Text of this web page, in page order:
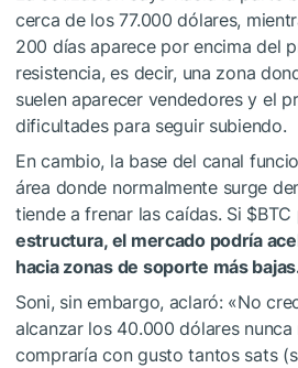
cerca de los 77.000 dólares,
200 días aparece por encima del
resistencia, es decir, una zona
suelen aparecer vendedores y el
dificultades para seguir subiendo.
En cambio, la base del canal
área donde normalmente surge
tiende a frenar las caídas. Si $BTC
estructura, el mercado podría
hacia zonas de soporte más
Soni, sin embargo, aclaró: «No
alcanzar los 40.000 dólares nunca
compraría con gusto tantos sats